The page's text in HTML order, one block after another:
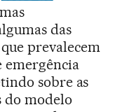
das
prevalecem
emergência
sobre as
do modelo